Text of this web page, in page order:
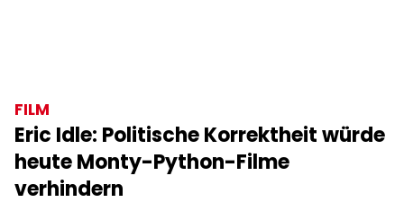
FILM
Eric Idle: Politische Korrektheit würde
heute Monty-Python-Filme
verhindern